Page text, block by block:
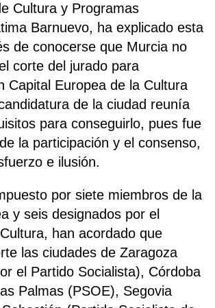
Cultura y Programas
Barnuevo, ha explicado esta
de conocerse que Murcia no
corte del jurado para
Capital Europea de la Cultura
de la ciudad reunía
para conseguirlo, pues fue
la participación y el consenso,
e ilusión.
por siete miembros de la
y seis designados por el
han acordado que
las ciudades de Zaragoza
el Partido Socialista), Córdoba
Palmas (PSOE), Segovia